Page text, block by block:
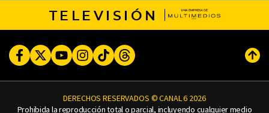
TELEVISIÓN
FacebookTwitterYoutubeInstagram
TikTokThreads
DERECHOS RESERVADOS © CANAL 6 2026
Prohibida la reproducción total o parcial, incluyendo cualquier medio